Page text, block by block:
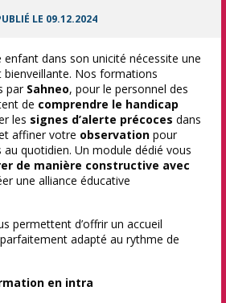
LE 09.12.2024
dans son unicité nécessite une
Nos formations
par Sahneo, pour le personnel des
de comprendre le handicap
les signes d’alerte précoces dans
affiner votre observation pour
quotidien. Un module dédié vous
de manière constructive avec
une alliance éducative
permettent d’offrir un accueil
adapté au rythme de
en intra